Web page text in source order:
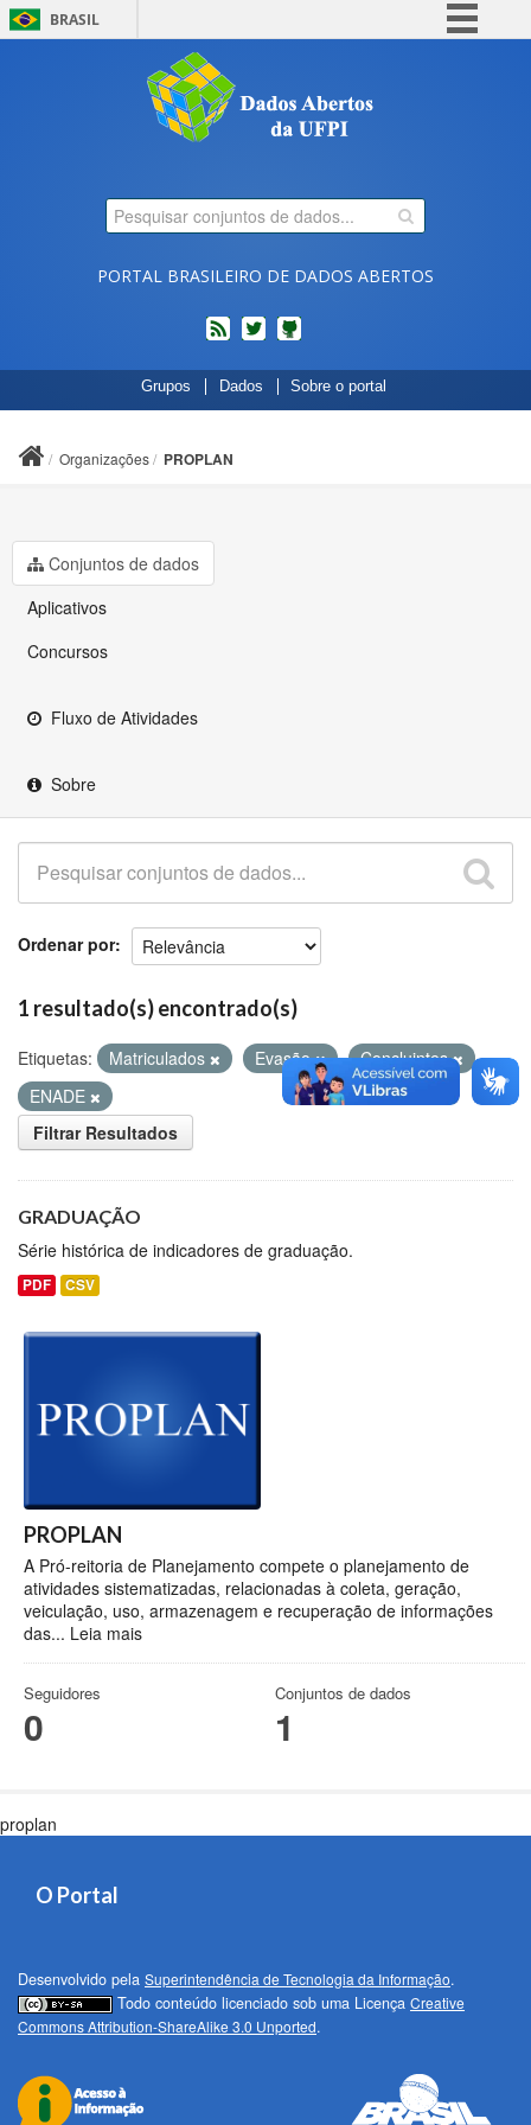
BRASIL
Comunica BR
Participe
Legislação
PORTAL BRASILEIRO DE DADOS ABERTOS
feed twitterCódigos
fonte
de
Grupos Dados Sobre o portal
Organizações PROPLAN
Conjuntos de dados
Aplicativos
Concursos
Fluxo de Atividades
Sobre
Ordenar por
1 resultado(s) encontrado(s)
Etiquetas: Matriculados Evasão
Concluintes
ENADE
Filtrar Resultados
GRADUAÇÃO
Série histórica de indicadores de graduação.
PDF CSV
PROPLAN
A Pró-reitoria de Planejamento compete o planejamento de
atividades sistematizadas, relacionadas à coleta, geração,
veiculação, uso, armazenagem e recuperação de informações
das... Leia mais
Seguidores
0
Conjuntos de dados
1
proplan
O Portal
Desenvolvido pela Superintendência de Tecnologia da Informação.
Todo conteúdo licenciado sob uma Licença Creative
Commons Attribution-ShareAlike 3.0 Unported.